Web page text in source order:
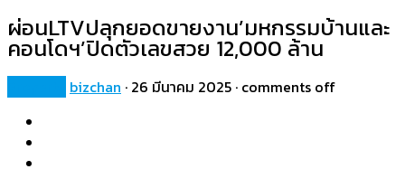
ผ่อนLTVปลุกยอดขายงาน’มหกรรมบ้านและ
คอนโดฯ’ปิดตัวเลขสวย 12,000 ล้าน
bizchan · 26 มีนาคม 2025 · comments off